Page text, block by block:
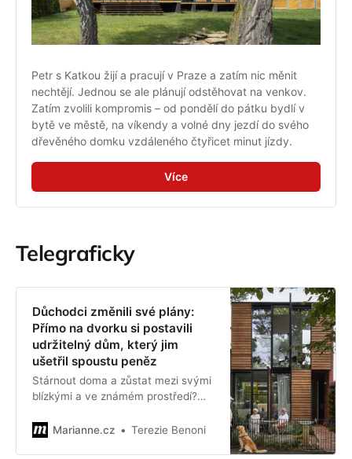
Petr s Katkou žijí a pracují v Praze a zatím nic měnit
nechtějí. Jednou se ale plánují odstěhovat na venkov.
Zatím zvolili kompromis – od pondělí do pátku bydlí v
bytě ve městě, na víkendy a volné dny jezdí do svého
dřevěného domku vzdáleného čtyřicet minut jízdy.
Více
Telegraficky
Důchodci změnili své plány:
Přímo na dvorku si postavili
udržitelný dům, který jim
ušetřil spoustu peněz
Stárnout doma a zůstat mezi svými
blízkými a ve známém prostředí?
postavit ekologicky udržitelný dům
Marianne.cz Terezie Benoni